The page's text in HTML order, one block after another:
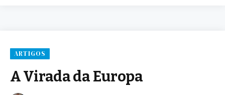
ARTIGOS
A Virada da Europa